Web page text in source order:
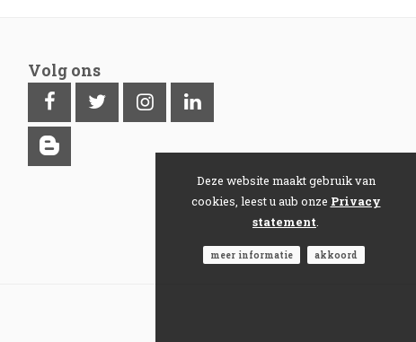
Volg ons
Deze website maakt gebruik van
cookies, leest u aub onze Privacy
statement
meer informatie akkoord